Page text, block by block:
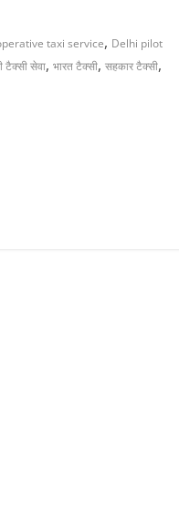
taxi service, Delhi pilot
टैक्सी सेवा, भारत टैक्सी, सहकार टैक्सी,